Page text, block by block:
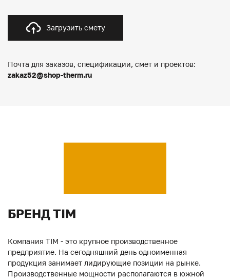
Загрузить смету
Почта для заказов, спецификации, смет и проектов:
zakaz52@shop-therm.ru
БРЕНД TIM
Компания TIM - это крупное производственное
предприятие. На сегодняшний день одноименная
продукция занимает лидирующие позиции на рынке.
Производственные мощности располагаются в южной